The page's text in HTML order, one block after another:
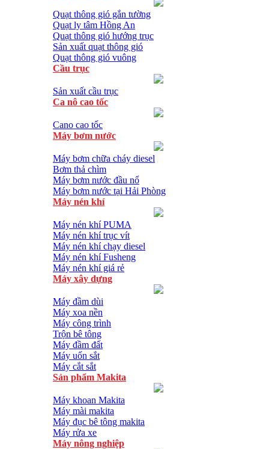
Quạt thông gió gắn tường
Quạt ly tâm Hồng An
Quạt thông gió hướng trục
Sản xuất quạt thông gió
Quạt thông gió vuông
Cầu trục
Sản xuất cầu trục
Ca nô cao tốc
Cano cao tốc
Máy bơm nước
Máy bơm chữa cháy diesel
Bơm thả chìm
Máy bơm nước đầu nổ
Máy bơm nước tại Hải Phòng
Máy nén khí
Máy nén khí PUMA
Máy nén khí trục vít
Máy nén khí chạy diesel
Máy nén khí Fusheng
Máy nén khí giá rẻ
Máy xây dựng
Máy đầm dùi
Máy xoa nền
Máy công trình
Trộn bê tông
Máy đầm đất
Máy uốn sắt
Máy cắt sắt
Sản phẩm Makita
Máy khoan Makita
Máy mài makita
Máy đục bê tông makita
Máy rửa xe
Máy nông nghiệp